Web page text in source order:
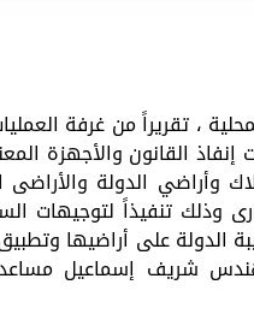
، تقريراً من غرفة
القانون والأجهزة
وذلك تنفيذاً لتوجيهات
الدولة على أراضيها
شريف إسماعيل